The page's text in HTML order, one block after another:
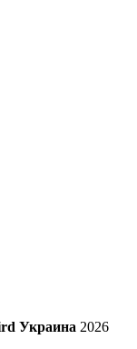
Украина 2026